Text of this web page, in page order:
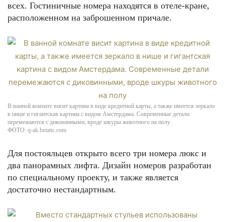
всех. Гостиничные номера находятся в отеле-кране,
расположенном на заброшенном причале.
В ванной комнате висит картина в виде кредитной карты, а также имеется зеркало
в нише и гигантская картина с видом Амстердама. Современные детали
перемежаются с диковинными, вроде шкуры животного на полу
ФОТО: q-ak.bstatic.com
Для постояльцев открыто всего три номера люкс и
два панорамных лифта. Дизайн номеров разработан
по специальному проекту, и также является
достаточно нестандартным.